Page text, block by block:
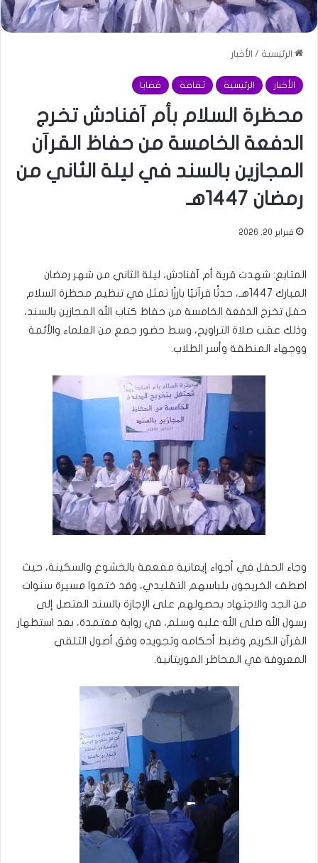
الرئيسية / الأخبار
الأخبار الرئيسية ثقافة قضايا
محظرة السلام بأم آفنادش تخرج
الدفعة الخامسة من حفاظ القرآن
المجازين بالسند في ليلة الثاني من
رمضان 1447هـ
فبراير 20, 2026
المتابع: شهدت قرية أم آفنادش، ليلة الثاني من شهر رمضان
المبارك 1447هـ، حدثًا قرآنيًا بارزًا تمثل في تنظيم محظرة السلام
حفل تخرج الدفعة الخامسة من حفاظ كتاب الله المجازين بالسند،
وذلك عقب صلاة التراويح، وسط حضور جمع من العلماء والأئمة
ووجهاء المنطقة وأسر الطلاب.
وجاء الحفل في أجواء إيمانية مفعمة بالخشوع والسكينة، حيث
اصطف الخريجون بلباسهم التقليدي، وقد ختموا مسيرة سنوات
من الجد والاجتهاد بحصولهم على الإجازة بالسند المتصل إلى
رسول الله صلى الله عليه وسلم، في رواية معتمدة، بعد استظهار
القرآن الكريم وضبط أحكامه وتجويده وفق أصول التلقي
المعروفة في المحاظر الموريتانية.